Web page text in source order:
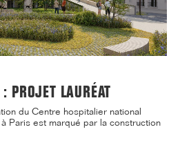
PROJET LAURÉAT
du Centre hospitalier national
Paris est marqué par la construction